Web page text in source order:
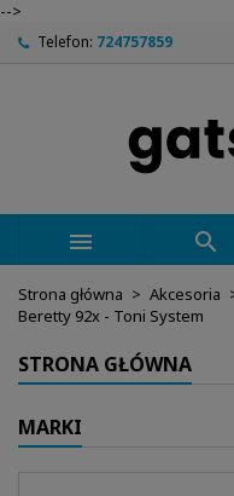
-->
Telefon: 724757859
 
Strona główna Akcesoria
Beretty 92x - Toni System
STRONA GŁÓWNA
MARKI